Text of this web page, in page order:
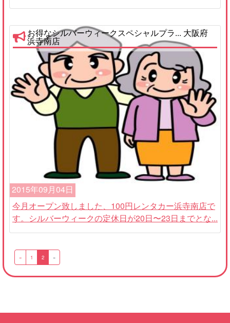
お得なシルバーウィークスペシャルプラ... 大阪府
浜寺南店
2015年09月04日
今月オープン致しました、100円レンタカー浜寺南店で
す。シルバーウィークの定休日が20日〜23日までとな...
« 1 2 »